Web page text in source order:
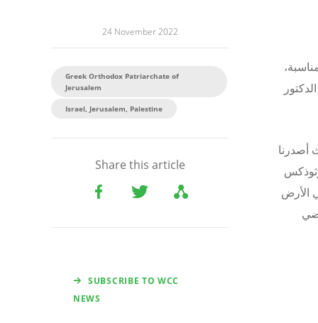
24 November 2022
Greek Orthodox Patriarchate of
Jerusalem
Israel, Jerusalem, Palestine
Share this article
SUBSCRIBE TO WCC
NEWS
حيث أصدرنا
الأرض